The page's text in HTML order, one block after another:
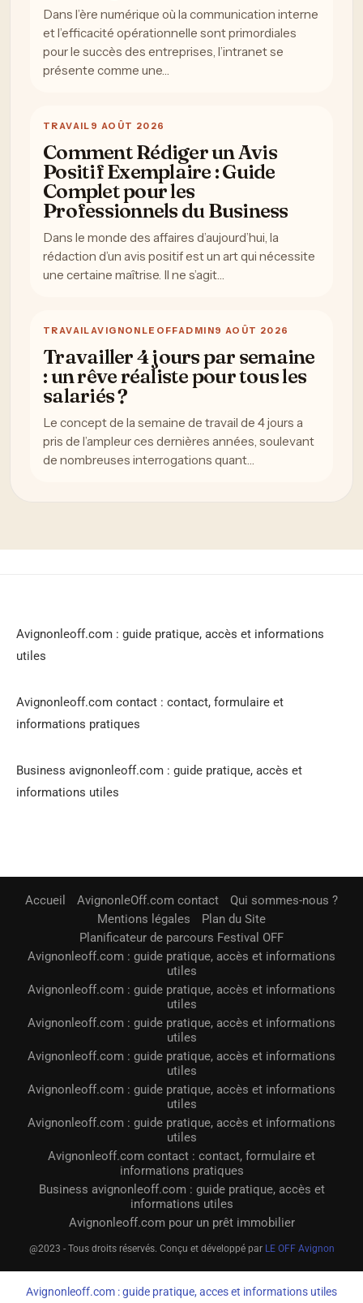
Dans l’ère numérique où la communication interne
et l’efficacité opérationnelle sont primordiales
pour le succès des entreprises, l’intranet se
présente comme une…
TRAVAIL 9 AOÛT 2026
Comment Rédiger un Avis
Positif Exemplaire : Guide
Complet pour les
Professionnels du Business
Dans le monde des affaires d’aujourd’hui, la
rédaction d’un avis positif est un art qui nécessite
une certaine maîtrise. Il ne s’agit…
TRAVAIL AVIGNONLEOFFADMIN9 AOÛT 2026
Travailler 4 jours par semaine
: un rêve réaliste pour tous les
salariés ?
Le concept de la semaine de travail de 4 jours a
pris de l’ampleur ces dernières années, soulevant
de nombreuses interrogations quant…
Avignonleoff.com : guide pratique, accès et informations
utiles
Avignonleoff.com contact : contact, formulaire et
informations pratiques
Business avignonleoff.com : guide pratique, accès et
informations utiles
Accueil AvignonleOff.com contact
Qui sommes-nous ?
Mentions légales
Plan du Site
Planificateur de parcours Festival OFF
Avignonleoff.com : guide pratique, accès et informations
utiles
Avignonleoff.com : guide pratique, accès et informations
utiles
Avignonleoff.com : guide pratique, accès et informations
utiles
Avignonleoff.com : guide pratique, accès et informations
utiles
Avignonleoff.com : guide pratique, accès et informations
utiles
Avignonleoff.com : guide pratique, accès et informations
utiles
Avignonleoff.com contact : contact, formulaire et
informations pratiques
Business avignonleoff.com : guide pratique, accès et
informations utiles
Avignonleoff.com pour un prêt immobilier
@2023 - Tous droits réservés. Conçu et développé par LE OFF Avignon
Avignonleoff.com : guide pratique, acces et informations utiles